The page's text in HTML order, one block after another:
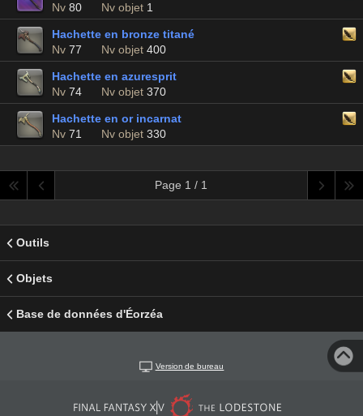
Nv 80 Nv objet 1
Hachette en bronze titané
Nv 77 Nv objet 400
Hachette en azuresprit
Nv 74 Nv objet 370
Hachette en or incarnat
Nv 71 Nv objet 330
Page 1 / 1
Outils
Objets
Base de données d'Éorzéa
Version de bureau